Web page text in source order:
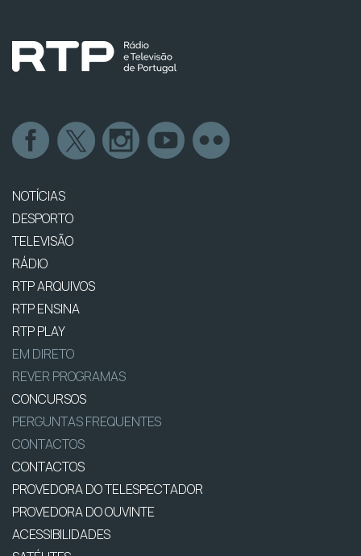
NOTÍCIAS
DESPORTO
TELEVISÃO
RÁDIO
RTP ARQUIVOS
RTP ENSINA
RTP PLAY
EM DIRETO
REVER PROGRAMAS
CONCURSOS
PERGUNTAS FREQUENTES
CONTACTOS
CONTACTOS
PROVEDORA DO TELESPECTADOR
PROVEDORA DO OUVINTE
ACESSIBILIDADES